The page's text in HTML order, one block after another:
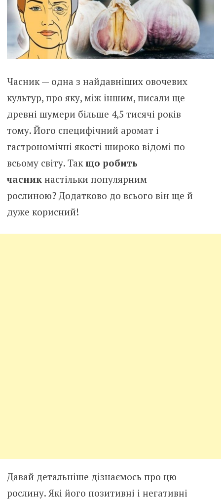
Часник — одна з найдавніших овочевих
культур, про яку, між іншим, писали ще
древні шумери більше 4,5 тисячі років
тому. Його специфічний аромат і
гастрономічні якості широко відомі по
всьому світу. Так що робить
часникнастільки популярним
рослиною? Додатково до всього він ще й
дуже корисний!
Давай детальніше дізнаємось про цю
рослину. Які його позитивні і негативні